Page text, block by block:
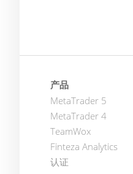
产品
MetaTrader 5
MetaTrader 4
TeamWox
Finteza Analytics
认证